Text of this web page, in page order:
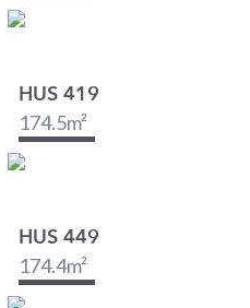
HUS 419
174.5m²
HUS 449
174.4m²